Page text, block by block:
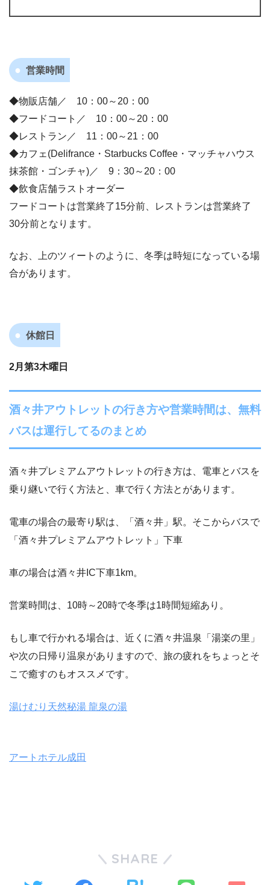
営業時間
◆物販店舗／ 10：00～20：00
◆フードコート／ 10：00～20：00
◆レストラン／ 11：00～21：00
◆カフェ(Delifrance・Starbucks Coffee・マッチャハウス
抹茶館・ゴンチャ)／ 9：30～20：00
◆飲食店舗ラストオーダー
フードコートは営業終了15分前、レストランは営業終了
30分前となります。
なお、上のツィートのように、冬季は時短になっている場
合があります。
休館日
2月第3木曜日
酒々井アウトレットの行き方や営業時間は、無料
バスは運行してるのまとめ
酒々井プレミアムアウトレットの行き方は、電車とバスを
乗り継いで行く方法と、車で行く方法とがあります。
電車の場合の最寄り駅は、「酒々井」駅。そこからバスで
「酒々井プレミアムアウトレット」下車
車の場合は酒々井IC下車1km。
営業時間は、10時～20時で冬季は1時間短縮あり。
もし車で行かれる場合は、近くに酒々井温泉「湯楽の里」
や次の日帰り温泉がありますので、旅の疲れをちょっとそ
こで癒すのもオススメです。
湯けむり天然秘湯 龍泉の湯
アートホテル成田
SHARE